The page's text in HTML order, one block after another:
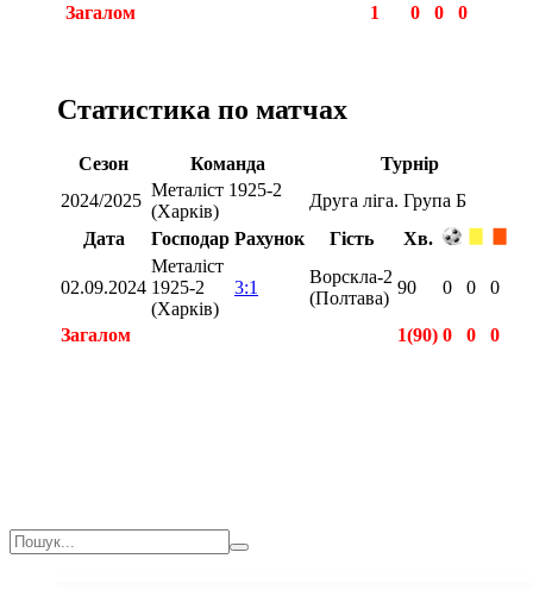
Загалом 1 0 0 0
Статистика по матчах
Сезон Команда
Турнір
2024/2025
Металіст 1925-2
(Харків)
Друга ліга. Група Б
Дата
Господар Рахунок Гість Хв.
02.09.2024
Металіст
1925-2
(Харків)
3:1
Ворскла-2
(Полтава)
90 0 0 0
Загалом 1(90) 0 0
0